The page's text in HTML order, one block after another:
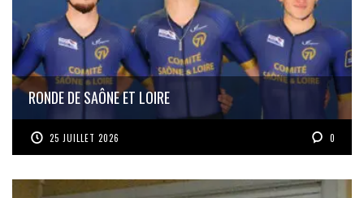
RONDE DE SAÔNE ET LOIRE
25 JUILLET 2026 0